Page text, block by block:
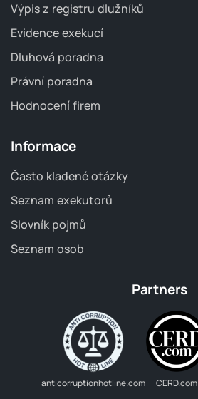
Výpis z registru dlužníků
Evidence exekucí
Dluhová poradna
Právní poradna
Hodnocení firem
Informace
Často kladené otázky
Seznam exekutorů
Slovník pojmů
Seznam osob
Partners
anticorruptionhotline.com CERD.com